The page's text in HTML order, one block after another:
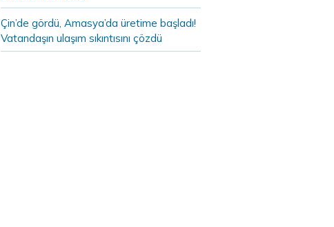
Çin’de gördü, Amasya’da üretime başladı!
Vatandaşın ulaşım sıkıntısını çözdü